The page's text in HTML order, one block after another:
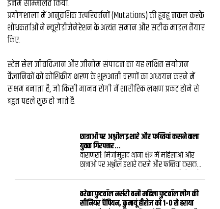
इनमें सम्मिलित किया.
प्रयोगशाला में आनुवंशिक उत्परिवर्तनों (Mutations) की हूबहू नकल करके
शोधकर्ताओं ने न्यूरोडीजेनेरेशन के अत्यंत समान और सटीक माडल तैयार
किए.
स्टेम सेल जीवविज्ञान और जीनोम संपादन का यह लक्षित संयोजन
वैज्ञानिकों को कोशिकीय क्षरण के शुरुआती चरणों का अध्ययन करने में
सक्षम बनाता है, जो किसी मानव रोगी में शारीरिक लक्षण प्रकट होने से
बहुत पहले शुरू हो जाते हैं.
छात्राओं पर अश्लील इशारे और फब्तियां कसने वाला
युवक गिरफ्तार...
वाराणसी: मिर्जामुराद थाना क्षेत्र में महिलाओं और
छात्राओं पर अश्लील इशारे करने और फब्तियां कसकर
टीम ने एक युवक को गिरफ्तार किया है.पुलिस ने
आरोपी के खिलाफ मुकदमा दर्ज कर विधिक कार्रवाई
शुरू कर दी है.पुलिस के अनुसार मिशन शक्ति/एंटी
बरेका फुटबॉल नर्सरी बनी महिला फुटबॉल लीग की
सीनियर चैंपियन, कुमायूं हीरोज को 1-0 से हराया